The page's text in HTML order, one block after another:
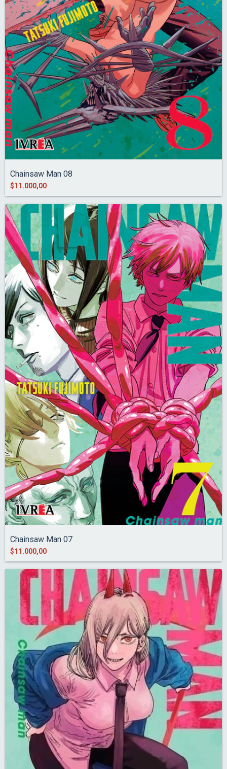
Chainsaw Man 08
$11.000,00
Chainsaw Man 07
$11.000,00